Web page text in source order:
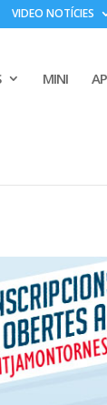
VIDEO NOTÍCIES
MINI